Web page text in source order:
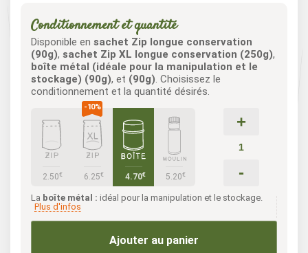
Conditionnement et quantité
Disponible en sachet Zip longue conservation
(90g), sachet Zip XL longue conservation (250g),
boîte métal (idéale pour la manipulation et le
stockage) (90g), et (90g). Choisissez le
conditionnement et la quantité désirés.
2.50€ 6.25€ 4.70€
La boîte métal : idéal pour la manipulation et le stockage.
Plus d'infos
5.20€
+
-
Ajouter au panier